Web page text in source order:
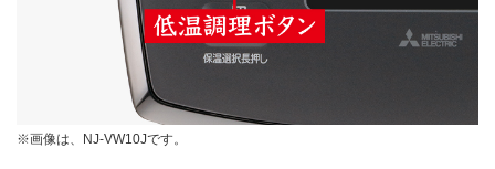
※画像は、NJ-VW10Jです。